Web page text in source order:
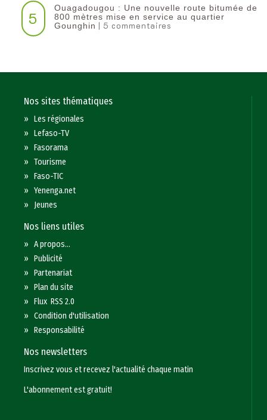
5
Ouagadougou : Une nouvelle route bitumée de
800 mètres mise en service au quartier
Gounghin | 5 commentaires
Nos sites thématiques
»Les régionales
»Lefaso-TV
»Fasorama
»Tourisme
»Faso-TIC
»Yenenga.net
» Jeunes
Nos liens utiles
»A propos...
»Publicité
»Partenariat
»Plan du site
»Flux RSS 2.0
»Condition d'utilisation
»Responsabilité
Nos newsletters
Inscrivez vous et recevez l'actualité chaque matin
L'abonnement est gratuit!